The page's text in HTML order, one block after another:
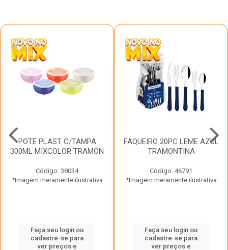
POTE PLAST C/TAMPA
300ML MIXCOLOR TRAMON
Código: 38034
*Imagem meramente ilustrativa
Faça seu login ou
cadastre-se para
ver preços e
FAQUEIRO 20PC LEME AZUL
TRAMONTINA
Código: 46791
*Imagem meramente ilustrativa
Faça seu login ou
cadastre-se para
ver preços e